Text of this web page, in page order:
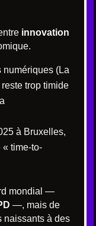
innovation
numériques (La
trop timide
à Bruxelles,
« time-to-
mondial —
—, mais de
naissants à des